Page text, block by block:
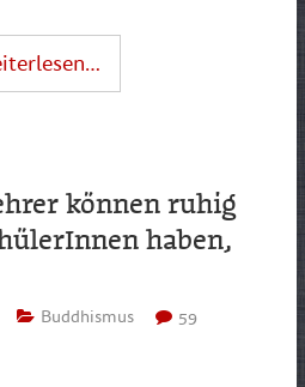
können ruhig
haben,
Buddhismus
59